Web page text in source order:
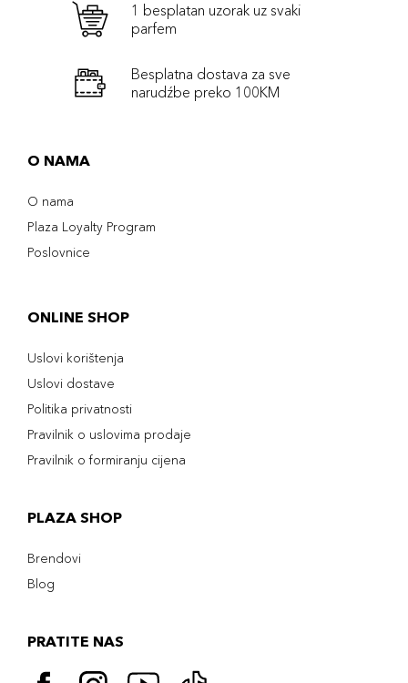
1 besplatan uzorak uz svaki
parfem
Besplatna dostava za sve
narudźbe preko 100KM
O NAMA
O nama
Plaza Loyalty Program
Poslovnice
ONLINE SHOP
Uslovi korištenja
Uslovi dostave
Politika privatnosti
Pravilnik o uslovima prodaje
Pravilnik o formiranju cijena
PLAZA SHOP
Brendovi
Blog
PRATITE NAS